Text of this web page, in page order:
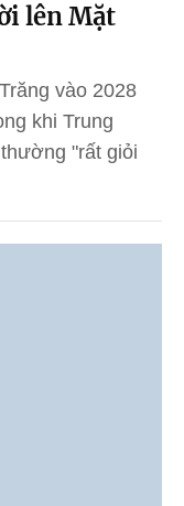
lên Mặt
vào 2028
khi Trung
"rất giỏi